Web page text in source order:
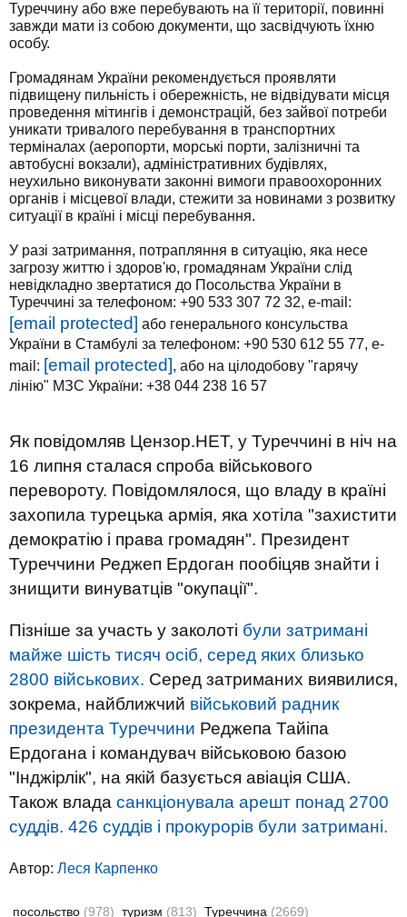
Туреччину або вже перебувають на її території, повинні
завжди мати із собою документи, що засвідчують їхню
особу.
Громадянам України рекомендується проявляти
підвищену пильність і обережність, не відвідувати місця
проведення мітингів і демонстрацій, без зайвої потреби
уникати тривалого перебування в транспортних
терміналах (аеропорти, морські порти, залізничні та
автобусні вокзали), адміністративних будівлях,
неухильно виконувати законні вимоги правоохоронних
органів і місцевої влади, стежити за новинами з розвитку
ситуації в країні і місці перебування.
У разі затримання, потрапляння в ситуацію, яка несе
загрозу життю і здоров'ю, громадянам України слід
невідкладно звертатися до Посольства України в
Туреччині за телефоном: +90 533 307 72 32, e-mail:
[email protected] або генерального консульства
України в Стамбулі за телефоном: +90 530 612 55 77, e-
mail: [email protected], або на цілодобову "гарячу
лінію" МЗС України: +38 044 238 16 57
Як повідомляв Цензор.НЕТ, у Туреччині в ніч на
16 липня сталася спроба військового
перевороту. Повідомлялося, що владу в країні
захопила турецька армія, яка хотіла "захистити
демократію і права громадян". Президент
Туреччини Реджеп Ердоган пообіцяв знайти і
знищити винуватців "окупації".
Пізніше за участь у заколоті були затримані
майже шість тисяч осіб, серед яких близько
2800 військових. Серед затриманих виявилися,
зокрема, найближчий військовий радник
президента Туреччини Реджепа Тайіпа
Ердогана і командувач військовою базою
"Інджірлік", на якій базується авіація США.
Також влада санкціонувала арешт понад 2700
суддів. 426 суддів і прокурорів були затримані.
Автор: Леся Карпенко
посольство (978) туризм (813) Туреччина (2669)